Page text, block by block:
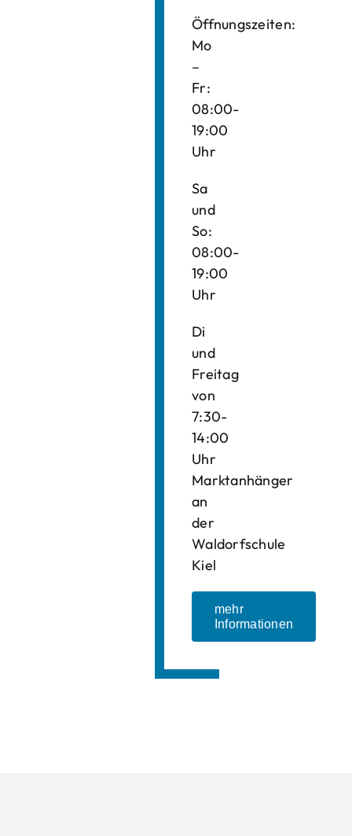
Öffnungszeiten:
Mo
–
Fr:
08:00-
19:00
Uhr
Sa
und
So:
08:00-
19:00
Uhr
Di
und
Freitag
von
7:30-
14:00
Uhr
Marktanhänger
an
der
Waldorfschule
Kiel
mehr
Informationen